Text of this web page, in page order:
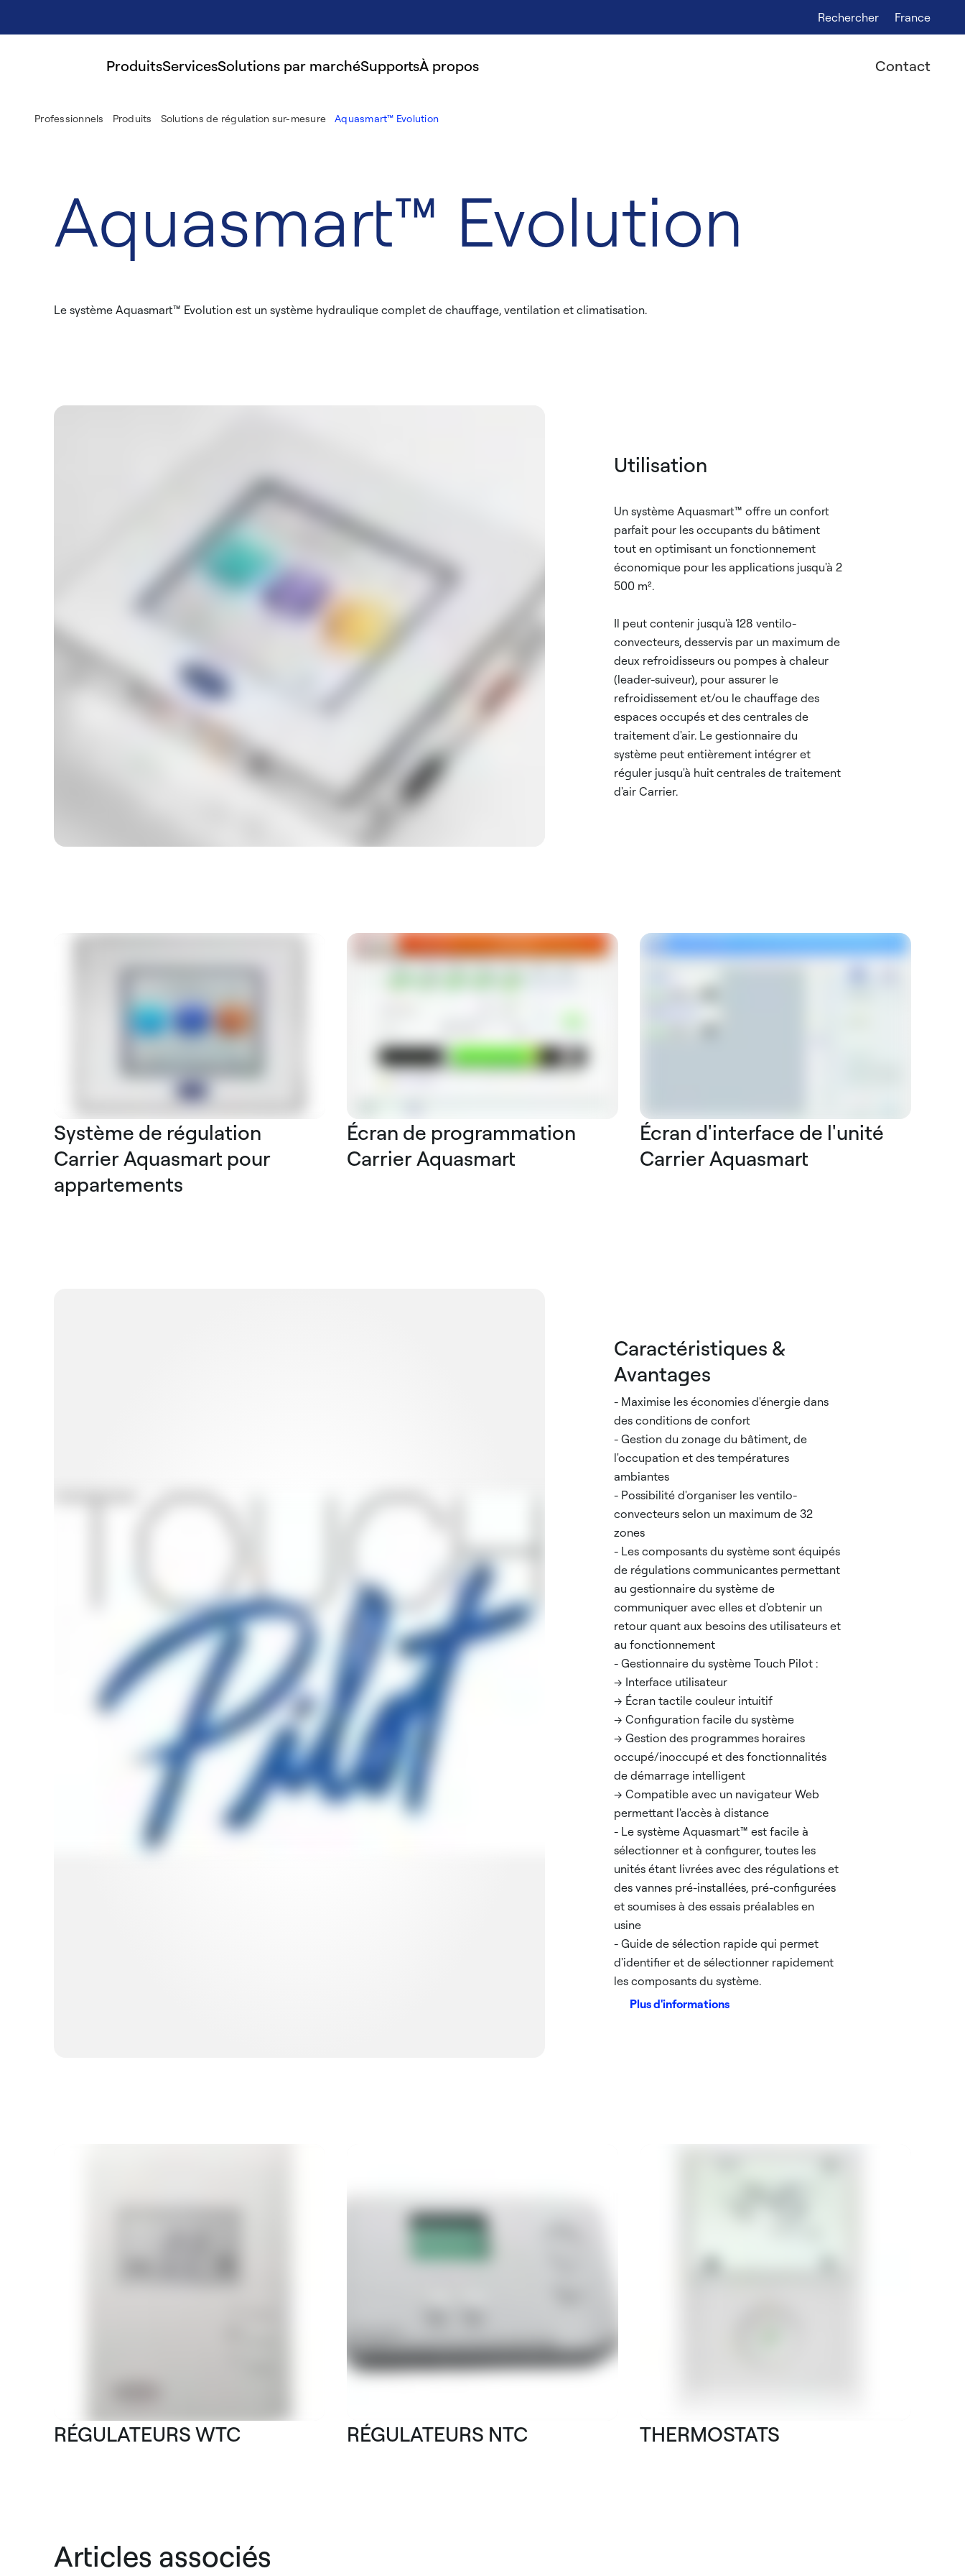
Rechercher France
ProduitsServicesSolutions par marchéSupportsÀ propos Contact
Professionnels Produits Solutions de régulation sur-mesure Aquasmart™ Evolution
Aquasmart™ Evolution
Le système Aquasmart™ Evolution est un système hydraulique complet de chauffage, ventilation et climatisation.
Utilisation
Un système Aquasmart™ offre un confort
parfait pour les occupants du bâtiment
tout en optimisant un fonctionnement
économique pour les applications jusqu'à 2
500 m².
Il peut contenir jusqu'à 128 ventilo-
convecteurs, desservis par un maximum de
deux refroidisseurs ou pompes à chaleur
(leader-suiveur), pour assurer le
refroidissement et/ou le chauffage des
espaces occupés et des centrales de
traitement d'air. Le gestionnaire du
système peut entièrement intégrer et
réguler jusqu'à huit centrales de traitement
d'air Carrier.
Système de régulation
Carrier Aquasmart pour
appartements
Écran de programmation
Carrier Aquasmart
Écran d'interface de l'unité
Carrier Aquasmart
Caractéristiques &
Avantages
- Maximise les économies d'énergie dans
des conditions de confort
- Gestion du zonage du bâtiment, de
l'occupation et des températures
ambiantes
- Possibilité d'organiser les ventilo-
convecteurs selon un maximum de 32
zones
- Les composants du système sont équipés
de régulations communicantes permettant
au gestionnaire du système de
communiquer avec elles et d'obtenir un
retour quant aux besoins des utilisateurs et
au fonctionnement
- Gestionnaire du système Touch Pilot :
--> Interface utilisateur
--> Écran tactile couleur intuitif
--> Configuration facile du système
--> Gestion des programmes horaires
occupé/inoccupé et des fonctionnalités
de démarrage intelligent
--> Compatible avec un navigateur Web
permettant l'accès à distance
- Le système Aquasmart™ est facile à
sélectionner et à configurer, toutes les
unités étant livrées avec des régulations et
des vannes pré-installées, pré-configurées
et soumises à des essais préalables en
usine
- Guide de sélection rapide qui permet
d'identifier et de sélectionner rapidement
les composants du système.
Plus d'informations
RÉGULATEURS WTC RÉGULATEURS NTC THERMOSTATS
Articles associés